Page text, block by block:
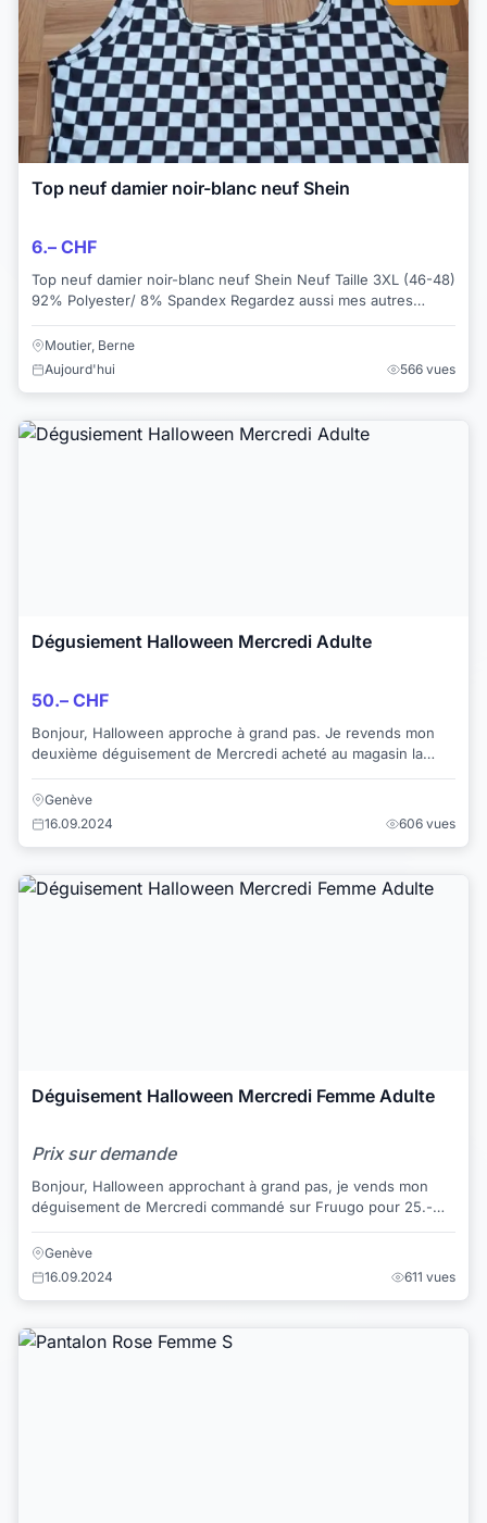
Top neuf damier noir-blanc neuf Shein
6.– CHF
Top neuf damier noir-blanc neuf Shein Neuf Taille 3XL (46-48)
92% Polyester/ 8% Spandex Regardez aussi mes autres
Moutier, Berne
Aujourd'hui
566 vues
Dégusiement Halloween Mercredi Adulte
50.– CHF
Bonjour, Halloween approche à grand pas. Je revends mon
deuxième déguisement de Mercredi acheté au magasin la
Genève
16.09.2024
606 vues
Déguisement Halloween Mercredi Femme Adulte
Prix sur demande
Bonjour, Halloween approchant à grand pas, je vends mon
déguisement de Mercredi commandé sur Fruugo pour 25.-
CHF. Je ne l'ai jamais porté. La ro...
Genève
16.09.2024
611 vues